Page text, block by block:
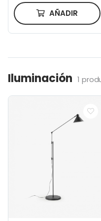
AÑADIR
Iluminación 1